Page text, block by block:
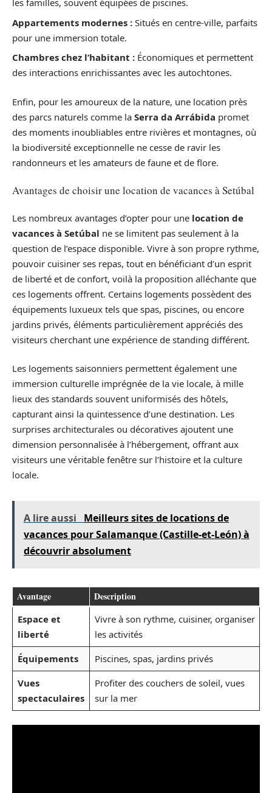
les familles, souvent équipées de piscines.
Appartements modernes : Situés en centre-ville, parfaits
pour une immersion totale.
Chambres chez l’habitant : Économiques et permettent
des interactions enrichissantes avec les autochtones.
Enfin, pour les amoureux de la nature, une location près
des parcs naturels comme la Serra da Arrábida promet
des moments inoubliables entre rivières et montagnes, où
la biodiversité exceptionnelle ne cesse de ravir les
randonneurs et les amateurs de faune et de flore.
Avantages de choisir une location de vacances à Setúbal
Les nombreux avantages d’opter pour une location de
vacances à Setúbal ne se limitent pas seulement à la
question de l’espace disponible. Vivre à son propre rythme,
pouvoir cuisiner ses repas, tout en bénéficiant d’un esprit
de liberté et de confort, voilà la proposition alléchante que
ces logements offrent. Certains logements possèdent des
équipements luxueux tels que spas, piscines, ou encore
jardins privés, éléments particulièrement appréciés des
visiteurs cherchant une expérience de standing différent.
Les logements saisonniers permettent également une
immersion culturelle imprégnée de la vie locale, à mille
lieux des standards souvent uniformisés des hôtels,
capturant ainsi la quintessence d’une destination. Les
surprises architecturales ou décoratives ajoutent une
dimension personnalisée à l’hébergement, offrant aux
visiteurs une véritable fenêtre sur l’histoire et la culture
locale.
A lire aussi
Meilleurs sites de locations de
vacances pour Salamanque (Castille-et-León) à
découvrir absolument
Avantage Description
Espace et
liberté
Vivre à son rythme, cuisiner, organiser
les activités
Équipements
Piscines, spas, jardins privés
Vues
spectaculaires
Profiter des couchers de soleil, vues
sur la mer